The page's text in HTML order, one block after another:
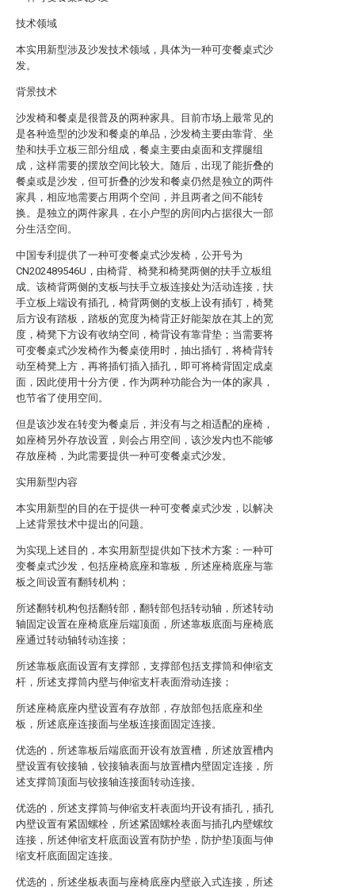
技术领域
本实用新型涉及沙发技术领域，具体为一种可变餐桌式沙
发。
背景技术
沙发椅和餐桌是很普及的两种家具。目前市场上最常见的
是各种造型的沙发和餐桌的单品，沙发椅主要由靠背、坐
垫和扶手立板三部分组成，餐桌主要由桌面和支撑腿组
成，这样需要的摆放空间比较大。随后，出现了能折叠的
餐桌或是沙发，但可折叠的沙发和餐桌仍然是独立的两件
家具，相应地需要占用两个空间，并且两者之间不能转
换。是独立的两件家具，在小户型的房间内占据很大一部
分生活空间。
中国专利提供了一种可变餐桌式沙发椅，公开号为
CN202489546U，由椅背、椅凳和椅凳两侧的扶手立板组
成。该椅背两侧的支板与扶手立板连接处为活动连接，扶
手立板上端设有插孔，椅背两侧的支板上设有插钉，椅凳
后方设有踏板，踏板的宽度为椅背正好能架放在其上的宽
度，椅凳下方设有收纳空间，椅背设有靠背垫；当需要将
可变餐桌式沙发椅作为餐桌使用时，抽出插钉，将椅背转
动至椅凳上方，再将插钉插入插孔，即可将椅背固定成桌
面，因此使用十分方便，作为两种功能合为一体的家具，
也节省了使用空间。
但是该沙发在转变为餐桌后，并没有与之相适配的座椅，
如座椅另外存放设置，则会占用空间，该沙发内也不能够
存放座椅，为此需要提供一种可变餐桌式沙发。
实用新型内容
本实用新型的目的在于提供一种可变餐桌式沙发，以解决
上述背景技术中提出的问题。
为实现上述目的，本实用新型提供如下技术方案：一种可
变餐桌式沙发，包括座椅底座和靠板，所述座椅底座与靠
板之间设置有翻转机构；
所述翻转机构包括翻转部，翻转部包括转动轴，所述转动
轴固定设置在座椅底座后端顶面，所述靠板底面与座椅底
座通过转动轴转动连接；
所述靠板底面设置有支撑部，支撑部包括支撑筒和伸缩支
杆，所述支撑筒内壁与伸缩支杆表面滑动连接；
所述座椅底座内壁设置有存放部，存放部包括底座和坐
板，所述底座连接面与坐板连接面固定连接。
优选的，所述靠板后端底面开设有放置槽，所述放置槽内
壁设置有铰接轴，铰接轴表面与放置槽内壁固定连接，所
述支撑筒顶面与铰接轴连接面转动连接。
优选的，所述支撑筒与伸缩支杆表面均开设有插孔，插孔
内壁设置有紧固螺栓，所述紧固螺栓表面与插孔内壁螺纹
连接，所述伸缩支杆底面设置有防护垫，防护垫顶面与伸
缩支杆底面固定连接。
优选的，所述坐板表面与座椅底座内壁嵌入式连接，所述